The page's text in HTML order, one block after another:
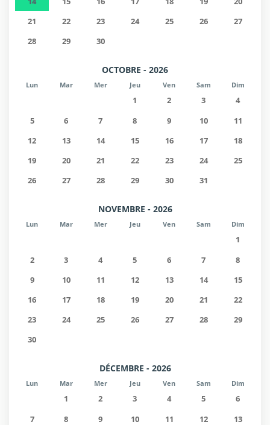
disponibilité, (Vérifiez les exigences supplémentaires).
21
22 23 24 25 26
27
28
29 30
OCTOBRE - 2026
Lun Mar Mer Jeu Ven Sam Dim
1 2 3
4
5
6 7 8 9 10
11
12
13 14 15 16 17
18
19
20 21 22 23 24
25
26
27 28 29 30 31
NOVEMBRE - 2026
Lun Mar Mer Jeu Ven Sam Dim
1
2
3 4 5 6 7
8
9
10 11 12 13 14
15
16
17 18 19 20 21
22
23
24 25 26 27 28
29
30
DÉCEMBRE - 2026
Lun Mar Mer Jeu Ven Sam Dim
1 2 3 4 5
6
7
8 9 10 11 12
13